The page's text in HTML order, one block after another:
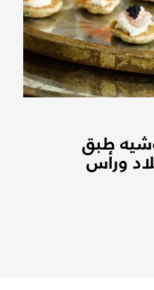
طبق
ورأس